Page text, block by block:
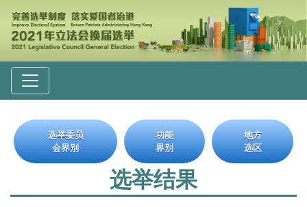
选举委员
会界别
功能
界别
地方
选区
选举结果